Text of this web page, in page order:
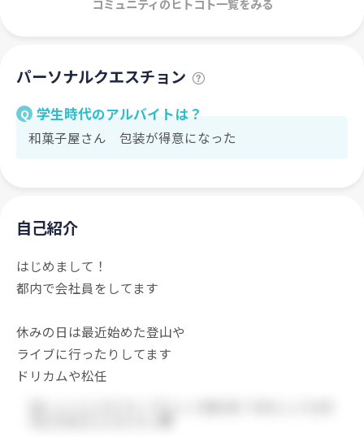
パーソナルクエスチョン
Q 学生時代のアルバイトは？
和菓子屋さん 包装が得意になった
自己紹介
はじめまして！
都内で会社員をしてます
休みの日は最近始めた登山や
ライブに行ったりしてます
ドリカムや松任